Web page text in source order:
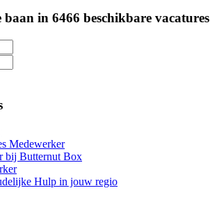
in 6466 beschikbare vacatures
Medewerker
bij Butternut Box
Hulp in jouw regio